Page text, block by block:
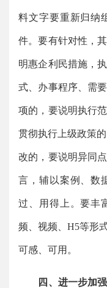
料文字要重新归纳
件。要有针对性，
明惠企利民措施，
式、办事程序、需
项的，要说明执行
贯彻执行上级政策
改的，要说明异同
言，辅以案例、数
过、用得上。要丰
频、视频、H5等形
可感、可用。
四、进一步加